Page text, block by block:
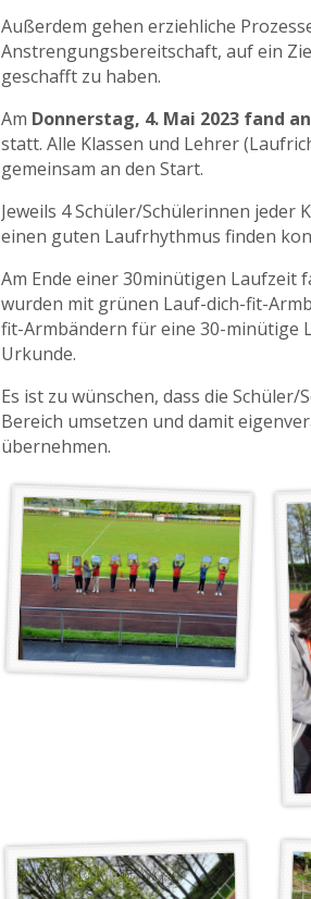
Außerdem gehen erziehliche
Anstrengungsbereitschaft, auf ein
geschafft zu haben.
Am Donnerstag, 4. Mai 2023 fand
statt. Alle Klassen und Lehrer
gemeinsam an den Start.
Jeweils 4 Schüler/Schülerinnen jeder
einen guten Laufrhythmus finden
Am Ende einer 30minütigen Laufzeit
wurden mit grünen Lauf-dich-fit-
fit-Armbändern für eine 30-minütige
Urkunde.
Es ist zu wünschen, dass die
Bereich umsetzen und damit
übernehmen.